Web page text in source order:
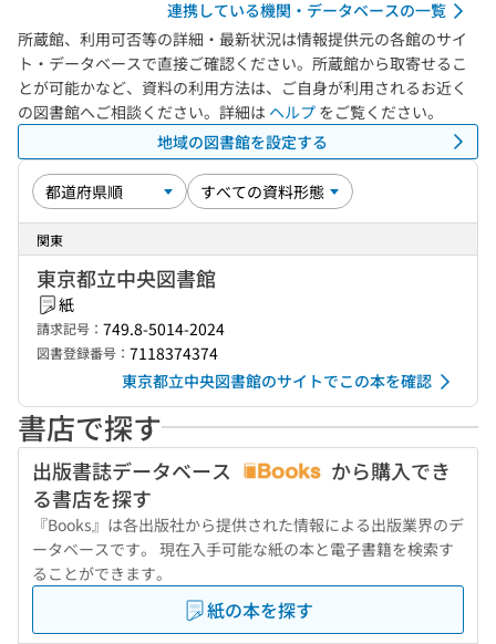
連携している機関・データベースの一覧
所蔵館、利用可否等の詳細・最新状況は情報提供元の各館のサイ
ト・データベースで直接ご確認ください。所蔵館から取寄せるこ
とが可能かなど、資料の利用方法は、ご自身が利用されるお近く
の図書館へご相談ください。詳細は ヘルプ をご覧ください。
地域の図書館を設定する
関東
東京都立中央図書館
紙
請求記号： 749.8-5014-2024
図書登録番号： 7118374374
東京都立中央図書館のサイトでこの本を確認
書店で探す
出版書誌データベース
から購入でき
る書店を探す
『Books』は各出版社から提供された情報による出版業界のデ
ータベースです。 現在入手可能な紙の本と電子書籍を検索す
ることができます。
紙の本を探す